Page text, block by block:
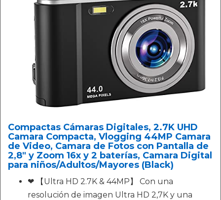
Compactas Cámaras Digitales, 2.7K UHD
Camara Compacta, Vlogging 44MP Camara
de Video, Camara de Fotos con Pantalla de
2,8" y Zoom 16x y 2 baterías, Camara Digital
para niños/Adultos/Mayores (Black)
❤ 【Ultra HD 2.7K & 44MP】 Con una
resolución de imagen Ultra HD 2,7K y una